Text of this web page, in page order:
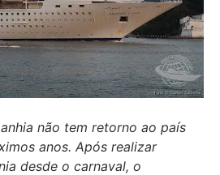
não tem retorno ao país
anos. Após realizar
desde o carnaval, o